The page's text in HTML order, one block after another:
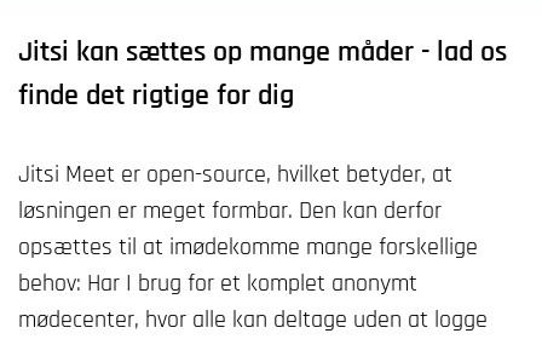
Jitsi kan sættes op mange måder - lad os
finde det rigtige for dig
Jitsi Meet er open-source, hvilket betyder, at
løsningen er meget formbar. Den kan derfor
opsættes til at imødekomme mange forskellige
behov: Har I brug for et komplet anonymt
mødecenter, hvor alle kan deltage uden at logge